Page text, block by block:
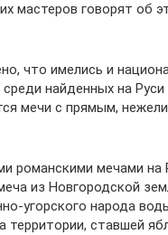
мастеров говорят об
что имелись и
найденных на Руси
мечи с прямым,
романскими мечами на
из Новгородской
угорского народа
территории, ставшей